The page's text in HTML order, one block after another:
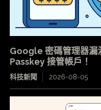
Google 密碼管理器
Passkey 接管帳戶！
科技新聞 2026-08-05